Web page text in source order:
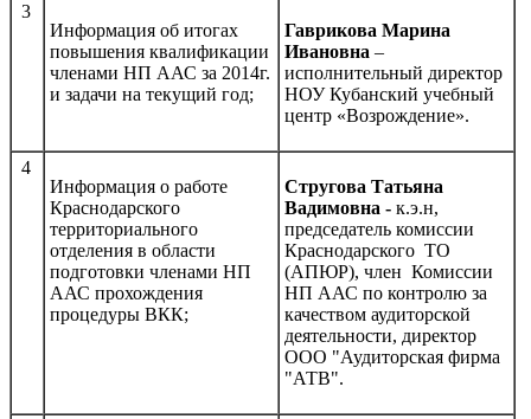
3
Информация об итогах
повышения квалификации
членами НП ААС за 2014г.
и задачи на текущий год;
Гаврикова Марина
Ивановна –
исполнительный директор
НОУ Кубанский учебный
центр «Возрождение».
4
Информация о работе
Краснодарского
территориального
отделения в области
подготовки членами НП
ААС прохождения
процедуры ВКК;
Стругова Татьяна
Вадимовна - к.э.н,
председатель комиссии
Краснодарского ТО
(АПЮР), член Комиссии
НП ААС по контролю за
качеством аудиторской
деятельности, директор
ООО "Аудиторская фирма
"АТВ".